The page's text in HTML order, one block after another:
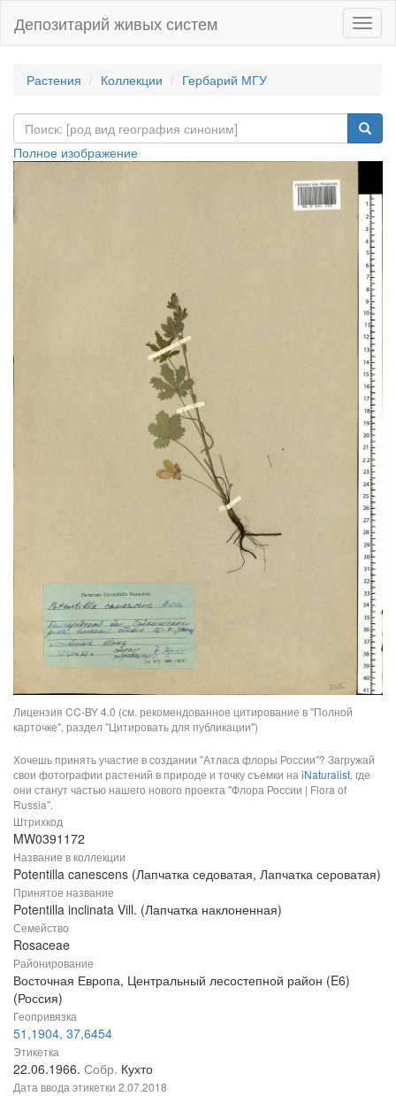
Депозитарий живых систем
Растения Коллекции Гербарий МГУ
Полное изображение
Лицензия CC-BY 4.0 (см. рекомендованное цитирование в "Полной
карточке", раздел "Цитировать для публикации")
Хочешь принять участие в создании "Атласа флоры России"? Загружай
свои фотографии растений в природе и точку съемки на iNaturalist, где
они станут частью нашего нового проекта "Флора России | Flora of
Russia".
Штрихкод
MW0391172
Название в коллекции
Potentilla canescens (Лапчатка седоватая, Лапчатка сероватая)
Принятое название
Potentilla inclinata Vill. (Лапчатка наклоненная)
Семейство
Rosaceae
Районирование
Восточная Европа, Центральный лесостепной район (E6)
(Россия)
Геопривязка
51,1904, 37,6454
Этикетка
22.06.1966. Собр. Кухто
Дата ввода этикетки 2.07.2018